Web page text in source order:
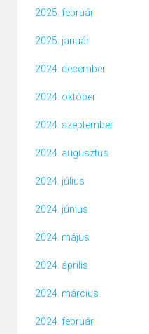
2025. február
2025. január
2024. december
2024. október
2024. szeptember
2024. augusztus
2024. július
2024. június
2024. május
2024. április
2024. március
2024. február